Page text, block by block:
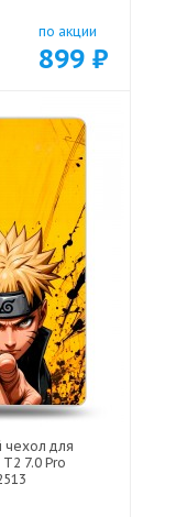
по акции
899 ₽
чехол для
7.0 Pro